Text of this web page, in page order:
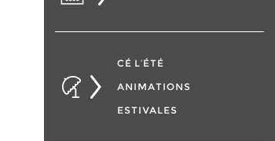
CÉ L’ÉTÉ
ANIMATIONS
ESTIVALES